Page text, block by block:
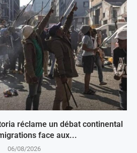
réclame un débat continental
face aux...
06/08/2026